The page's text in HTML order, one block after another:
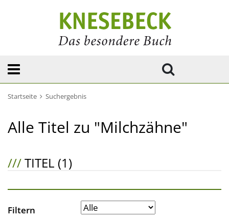
Startseite Suchergebnis
Alle Titel zu "Milchzähne"
///TITEL (1)
Filtern